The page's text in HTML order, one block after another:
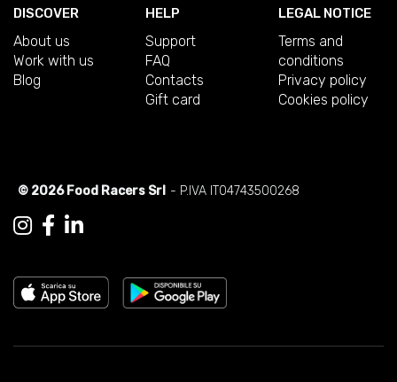
DISCOVER
About us
Work with us
Blog
HELP
Support
FAQ
Contacts
Gift card
LEGAL NOTICE
Terms and
conditions
Privacy policy
Cookies policy
© 2026 Food Racers Srl - P.IVA IT04743500268